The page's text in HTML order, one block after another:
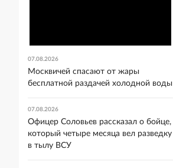
07.08.2026
Москвичей спасают от жары
бесплатной раздачей холодной воды
07.08.2026
Офицер Соловьев рассказал о бойце,
который четыре месяца вел разведку
в тылу ВСУ